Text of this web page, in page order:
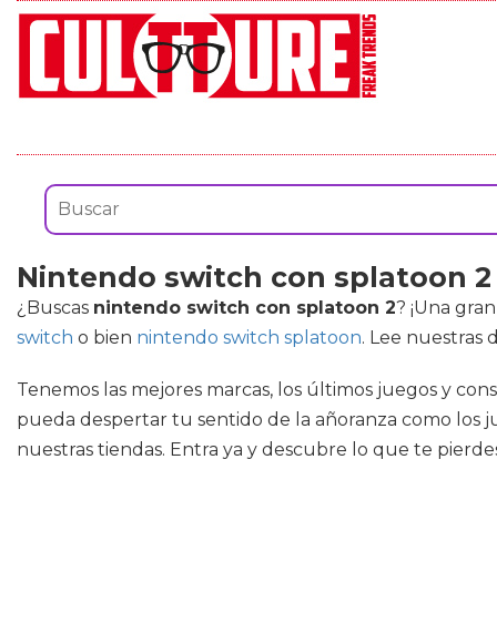
Nintendo switch con splatoon 2
¿Buscas nintendo switch con splatoon 2? ¡Una
switch o bien nintendo switch splatoon. Lee nuestras
Tenemos las mejores marcas, los últimos juegos y
pueda despertar tu sentido de la añoranza como los
nuestras tiendas. Entra ya y descubre lo que te